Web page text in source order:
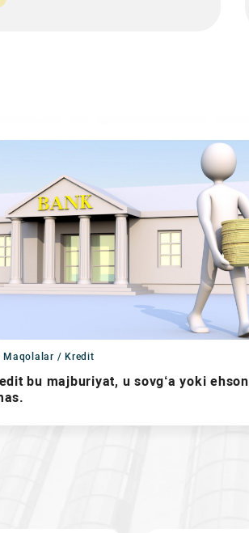
Maqolalar / Kredit
bu majburiyat, u sovg‘a yoki ehson